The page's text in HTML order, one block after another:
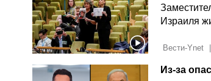
Израиля